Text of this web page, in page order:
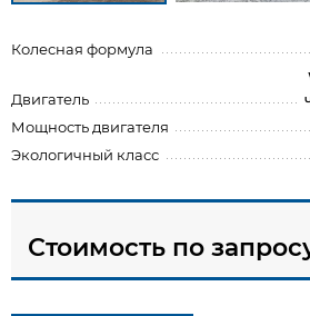
Колесная формула
Двигатель
Мощность двигателя
Экологичный класс
Стоимость по